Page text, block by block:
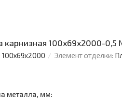
карнизная 100х69х2000-0,5
100х69х2000 Элемент отделки:
металла, мм: